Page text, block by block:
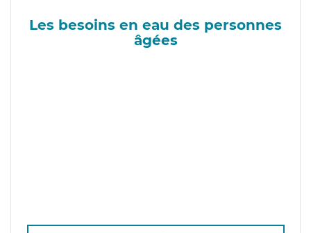
Les besoins en eau des personnes
âgées